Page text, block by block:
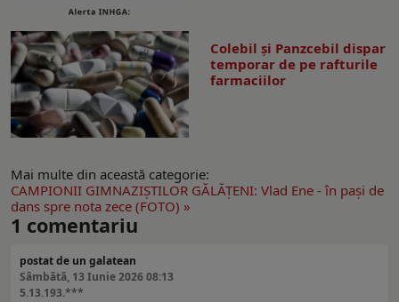
Colebil și Panzcebil dispar
temporar de pe rafturile
farmaciilor
Mai multe din această categorie:
CAMPIONII GIMNAZIŞTILOR GĂLĂŢENI: Vlad Ene - în paşi de
dans spre nota zece (FOTO) »
1 comentariu
postat de un galatean
Sâmbătă, 13 Iunie 2026 08:13
5.13.193.***